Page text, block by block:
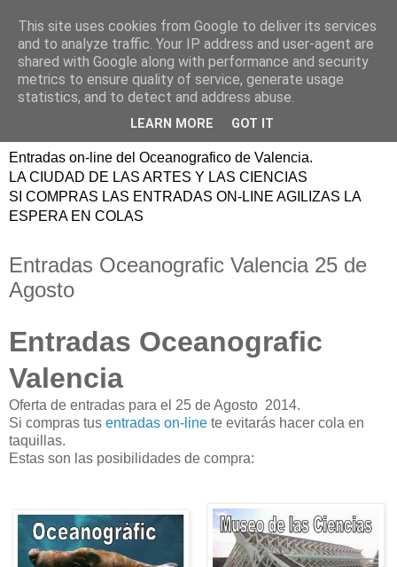
ENTRADAS
OCEANOGRAFIC
VALENCIA
Entradas on-line del Oceanografico de Valencia.
LA CIUDAD DE LAS ARTES Y LAS CIENCIAS
SI COMPRAS LAS ENTRADAS ON-LINE AGILIZAS LA
ESPERA EN COLAS
Entradas Oceanografic Valencia 25 de
Agosto
Entradas Oceanografic
Valencia
Oferta de entradas para el 25 de Agosto 2014.
Si compras tus entradas on-line te evitarás hacer cola en
taquillas.
Estas son las posibilidades de compra:
This site uses cookies from Google to deliver its services
and to analyze traffic. Your IP address and user-agent are
shared with Google along with performance and security
metrics to ensure quality of service, generate usage
statistics, and to detect and address abuse.
LEARN MORE GOT IT